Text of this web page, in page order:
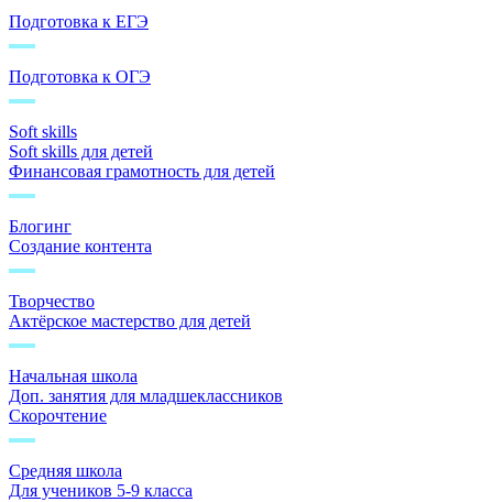
Подготовка к ЕГЭ
Подготовка к ОГЭ
Soft skills
Soft skills для детей
Финансовая грамотность для детей
Блогинг
Создание контента
Творчество
Актёрское мастерство для детей
Начальная школа
Доп. занятия для младшеклассников
Скорочтение
Средняя школа
Для учеников 5-9 класса